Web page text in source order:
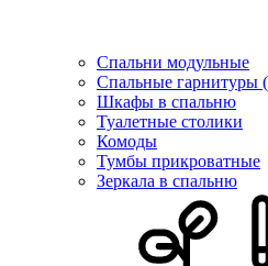
Спальни модульные
Спальные гарнитуры
Шкафы в спальню
Туалетные столики
Комоды
Тумбы прикроватные
Зеркала в спальню